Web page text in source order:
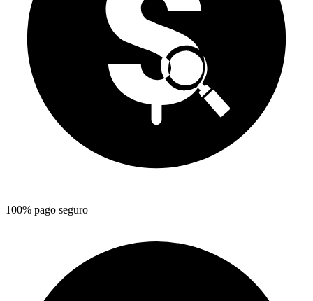
100% pago seguro